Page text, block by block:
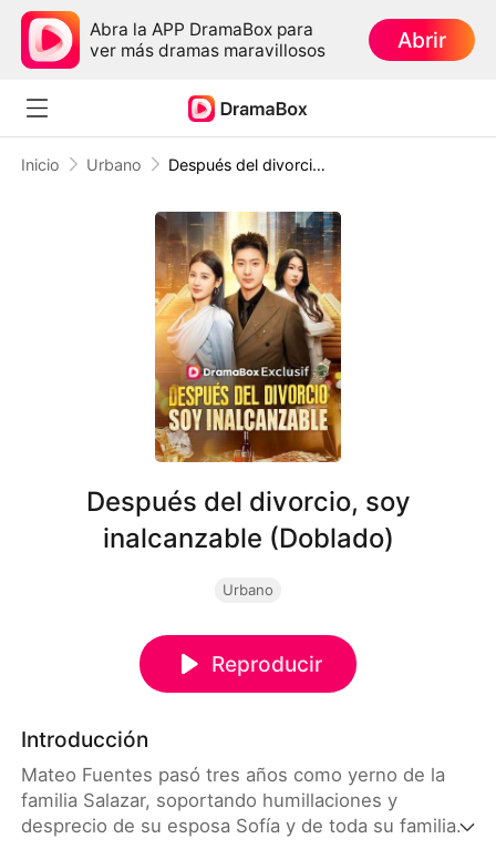
Abra la APP DramaBox para
ver más dramas maravillosos
Abrir
Inicio Urbano Después del divorcio, soy inalcanzable (Doblado)
Después del divorcio, soy
inalcanzable (Doblado)
Urbano
Reproducir
Introducción
Mateo Fuentes pasó tres años como yerno de la
familia Salazar, soportando humillaciones y
desprecio de su esposa Sofía y de toda su familia.